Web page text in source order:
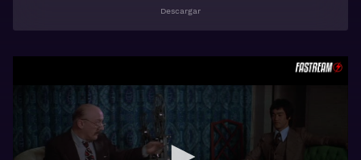
Descargar